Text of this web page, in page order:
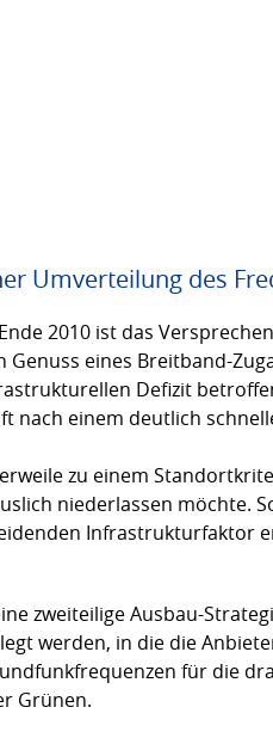
Umverteilung des
2010 ist das
eines Breitband-
Defizit
nach einem deutlich
zu einem
niederlassen möchte.
Infrastrukturfaktor
zweiteilige Ausbau-
werden, in die die
für die
Grünen.